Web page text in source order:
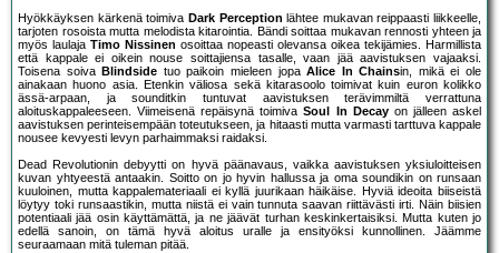
Hyökkäyksen kärkenä toimiva Dark Perception lähtee mukavan reippaasti liikkeelle,
tarjoten rosoista mutta melodista kitarointia. Bändi soittaa mukavan rennosti yhteen ja
myös laulaja Timo Nissinen osoittaa nopeasti olevansa oikea tekijämies. Harmillista
että kappale ei oikein nouse soittajiensa tasalle, vaan jää aavistuksen vajaaksi.
Toisena soiva Blindside tuo paikoin mieleen jopaAlice In Chainsin, mikä ei ole
ainakaan huono asia. Etenkin väliosa sekä kitarasoolo toimivat kuin euron kolikko
ässä-arpaan, ja sounditkin tuntuvat aavistuksen terävimmiltä verrattuna
aloituskappaleeseen. Viimeisenä repäisynä toimivaSoul In Decayon jälleen askel
aavistuksen perinteisempään toteutukseen, ja hitaasti mutta varmasti tarttuva kappale
nousee kevyesti levyn parhaimmaksi raidaksi.
Dead Revolutionin debyytti on hyvä päänavaus, vaikka aavistuksen yksiuloitteisen
kuvan yhtyeestä antaakin. Soitto on jo hyvin hallussa ja oma soundikin on runsaan
kuuloinen, mutta kappalemateriaali ei kyllä juurikaan häikäise. Hyviä ideoita biiseistä
löytyy toki runsaastikin, mutta niistä ei vain tunnuta saavan riittävästi irti. Näin biisien
potentiaali jää osin käyttämättä, ja ne jäävät turhan keskinkertaisiksi. Mutta kuten jo
edellä sanoin, on tämä hyvä aloitus uralle ja ensityöksi kunnollinen. Jäämme
seuraamaan mitä tuleman pitää.